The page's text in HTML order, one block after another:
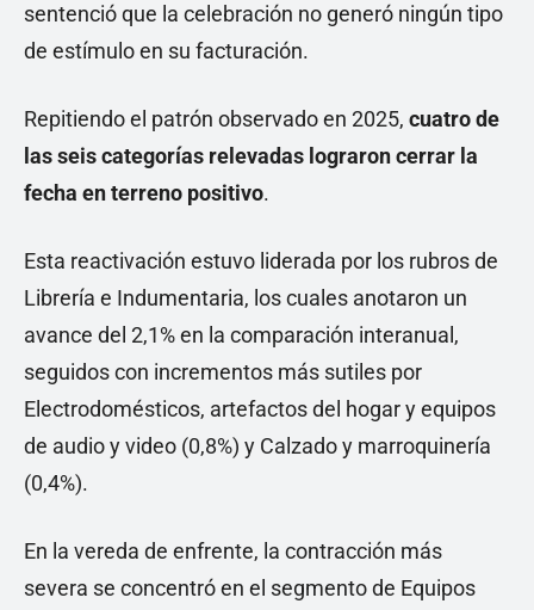
sentenció que la celebración no generó ningún tipo
de estímulo en su facturación.
Repitiendo el patrón observado en 2025, cuatro de
las seis categorías relevadas lograron cerrar la
fecha en terreno positivo.
Esta reactivación estuvo liderada por los rubros de
Librería e Indumentaria, los cuales anotaron un
avance del 2,1% en la comparación interanual,
seguidos con incrementos más sutiles por
Electrodomésticos, artefactos del hogar y equipos
de audio y video (0,8%) y Calzado y marroquinería
(0,4%).
En la vereda de enfrente, la contracción más
severa se concentró en el segmento de Equipos